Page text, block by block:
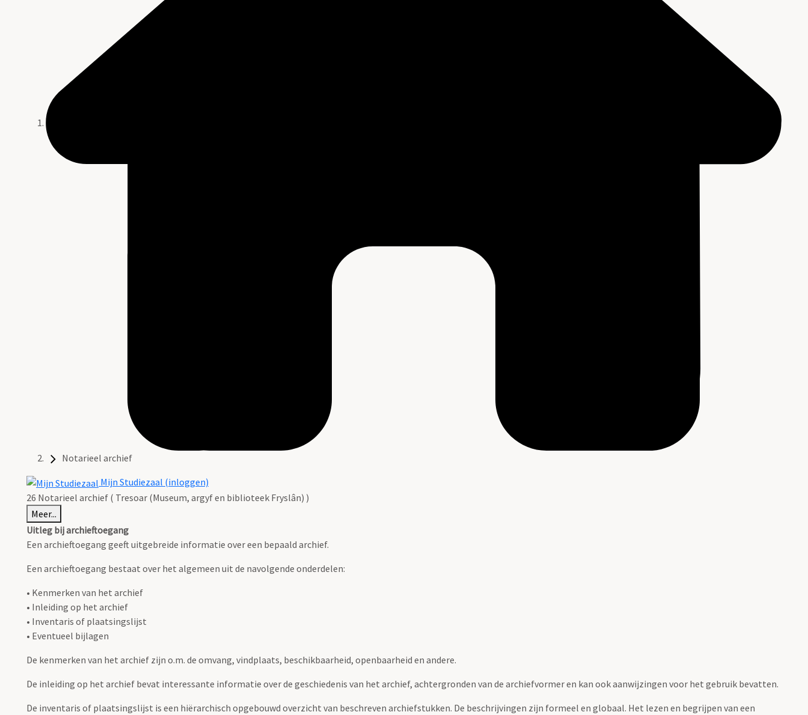
Notarieel archief
Mijn Studiezaal (inloggen)
26 Notarieel archief ( Tresoar (Museum, argyf en biblioteek Fryslân) )
Meer...
Uitleg bij archieftoegang
Een archieftoegang geeft uitgebreide informatie over een bepaald archief.
Een archieftoegang bestaat over het algemeen uit de navolgende onderdelen:
• Kenmerken van het archief
• Inleiding op het archief
• Inventaris of plaatsingslijst
• Eventueel bijlagen
De kenmerken van het archief zijn o.m. de omvang, vindplaats, beschikbaarheid, openbaarheid en andere.
De inleiding op het archief bevat interessante informatie over de geschiedenis van het archief, achtergronden van de archiefvormer en kan ook aanwijzingen voor het gebruik bevatten.
De inventaris of plaatsingslijst is een hiërarchisch opgebouwd overzicht van beschreven archiefstukken. De beschrijvingen zijn formeel en globaal. Het lezen en begrijpen van een